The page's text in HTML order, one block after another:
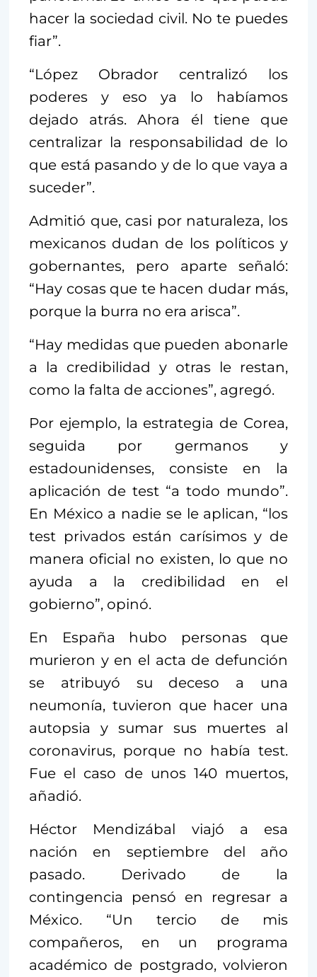
hacer la sociedad civil. No te puedes
fiar”.
“López Obrador centralizó los
poderes y eso ya lo habíamos
dejado atrás. Ahora él tiene que
centralizar la responsabilidad de lo
que está pasando y de lo que vaya a
suceder”.
Admitió que, casi por naturaleza, los
mexicanos dudan de los políticos y
gobernantes, pero aparte señaló:
“Hay cosas que te hacen dudar más,
porque la burra no era arisca”.
“Hay medidas que pueden abonarle
a la credibilidad y otras le restan,
como la falta de acciones”, agregó.
Por ejemplo, la estrategia de Corea,
seguida por germanos y
estadounidenses, consiste en la
aplicación de test “a todo mundo”.
En México a nadie se le aplican, “los
test privados están carísimos y de
manera oficial no existen, lo que no
ayuda a la credibilidad en el
gobierno”, opinó.
En España hubo personas que
murieron y en el acta de defunción
se atribuyó su deceso a una
neumonía, tuvieron que hacer una
autopsia y sumar sus muertes al
coronavirus, porque no había test.
Fue el caso de unos 140 muertos,
añadió.
Héctor Mendizábal viajó a esa
nación en septiembre del año
pasado. Derivado de la
contingencia pensó en regresar a
México. “Un tercio de mis
compañeros, en un programa
académico de postgrado, volvieron